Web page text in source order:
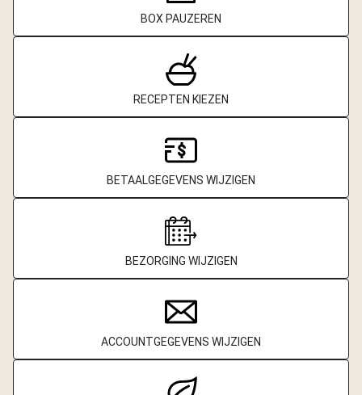
BOX PAUZEREN
RECEPTEN KIEZEN
BETAALGEGEVENS WIJZIGEN
BEZORGING WIJZIGEN
ACCOUNTGEGEVENS WIJZIGEN